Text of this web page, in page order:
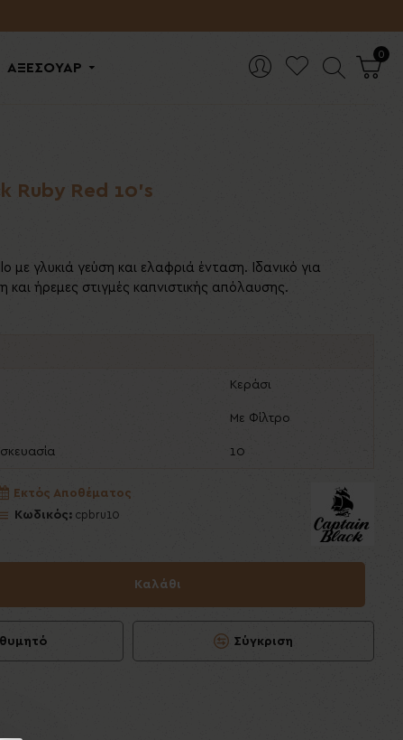
ΑΞΕΣΟΥΑΡ
0
Ruby Red 10's
με γλυκιά γεύση και ελαφριά ένταση. Ιδανικό για
και ήρεμες στιγμές καπνιστικής απόλαυσης.
Κεράσι
Με Φίλτρο
10
Εκτός Αποθέματος
Κωδικός: cpbru10
Καλάθι
Σύγκριση